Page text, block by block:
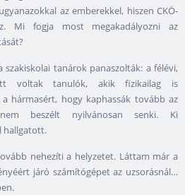
az emberekkel, hiszen CKÖ-
Mi fogja most megakadályozni az
szakiskolai tanárok panaszolták: a félévi,
voltak tanulók, akik fizikailag is
hármasért, hogy kaphassák tovább az
beszélt nyilvánosan senki. Ki
hallgatott.
nehezíti a helyzetet. Láttam már a
járó számítógépet az uzsorásnál…